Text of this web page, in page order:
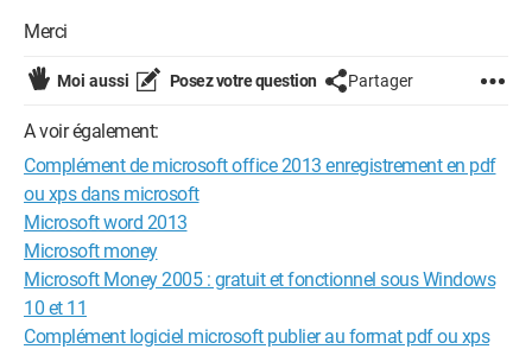
Merci
Moi aussi Posez votre question Partager
A voir également:
Complément de microsoft office 2013 enregistrement en pdf
ou xps dans microsoft
Microsoft word 2013
Microsoft money
Microsoft Money 2005 : gratuit et fonctionnel sous Windows
10 et 11
Complément logiciel microsoft publier au format pdf ou xps